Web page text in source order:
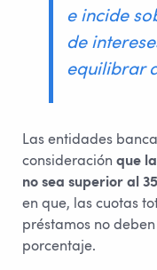
e incide
de
equilibrar
Las entidades
consideración que
no sea superior al
en que, las cuotas
préstamos no
porcentaje.